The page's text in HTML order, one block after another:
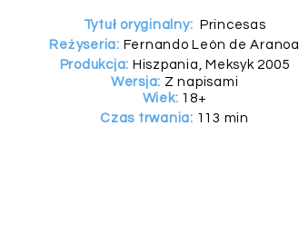
Tytuł oryginalny:
Princesas
Reżyseria: Fernando León de Aranoa
Produkcja: Hiszpania, Meksyk 2005
Wersja: Z napisami
Wiek: 18+
Czas trwania: 113 min